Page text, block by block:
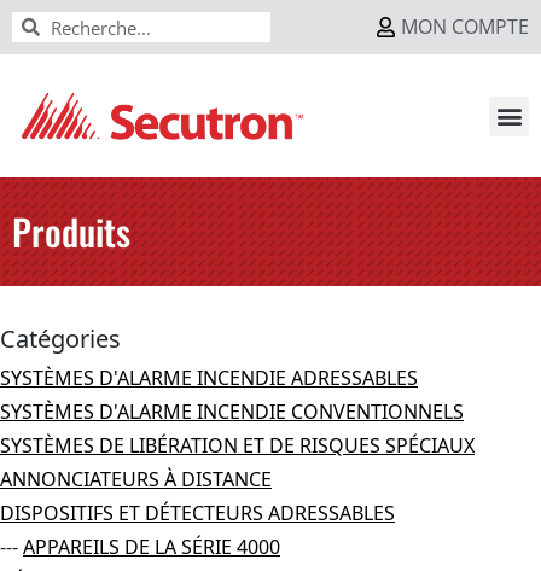
MON COMPTE
Produits
Catégories
SYSTÈMES D'ALARME INCENDIE ADRESSABLES
SYSTÈMES D'ALARME INCENDIE CONVENTIONNELS
SYSTÈMES DE LIBÉRATION ET DE RISQUES SPÉCIAUX
ANNONCIATEURS À DISTANCE
DISPOSITIFS ET DÉTECTEURS ADRESSABLES
---APPAREILS DE LA SÉRIE 4000